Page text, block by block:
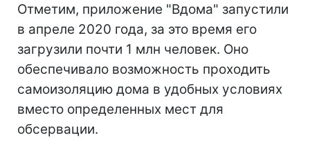
Отметим, приложение "Вдома" запустили
в апреле 2020 года, за это время его
загрузили почти 1 млн человек. Оно
обеспечивало возможность проходить
самоизоляцию дома в удобных условиях
вместо определенных мест для
обсервации.